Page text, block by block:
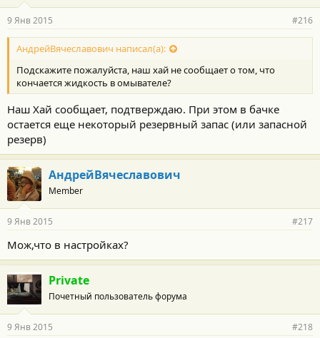
9 Янв 2015 #216
АндрейВячеславович написал(а):
Подскажите пожалуйста, наш хай не сообщает о том, что
кончается жидкость в омывателе?
Наш Хай сообщает, подтверждаю. При этом в бачке
остается еще некоторый резервный запас (или запасной
резерв)
АндрейВячеславович
Member
9 Янв 2015 #217
Мож,что в настройках?
Private
Почетный пользователь форума
9 Янв 2015 #218